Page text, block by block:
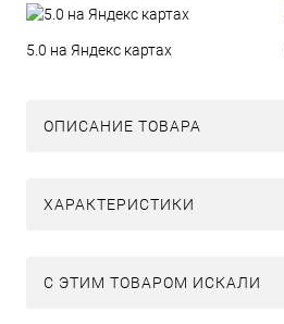
5.0 на Яндекс картах
ОПИСАНИЕ ТОВАРА
ХАРАКТЕРИСТИКИ
C ЭТИМ ТОВАРОМ ИСКАЛИ